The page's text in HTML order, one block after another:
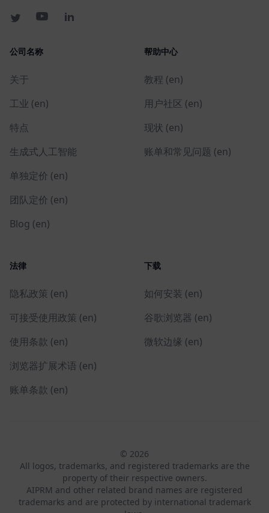
公司名称
关于
工业 (en)
特点
生成式人工智能
单独定价 (en)
团队定价 (en)
Blog (en)
帮助中心
教程 (en)
用户社区 (en)
现状 (en)
账单和常见问题 (en)
法律
隐私政策 (en)
可接受使用政策 (en)
使用条款 (en)
浏览器扩展术语 (en)
账单条款 (en)
下载
如何安装 (en)
谷歌浏览器 (en)
微软边缘 (en)
© 2026
All logos, trademarks, and registered trademarks are the
property of their respective owners.
AIPRM and other related brand names are registered
trademarks and are protected by international trademark